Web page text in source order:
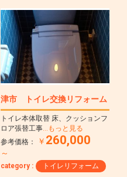
津市 トイレ交換リフォーム
トイレ本体取替 床、クッションフ
ロア張替工事…もっと見る
参考価格：
￥ 260,000
～
category : トイレリフォーム